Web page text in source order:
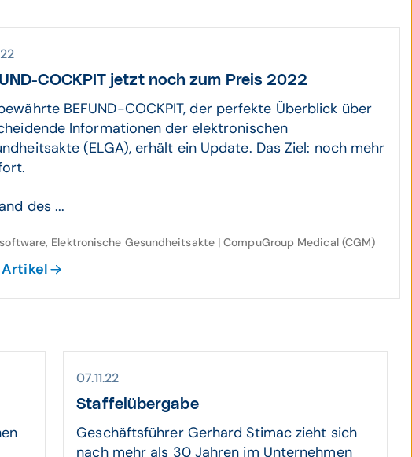
COCKPIT jetzt noch zum Preis 2022
BEFUND-COCKPIT, der perfekte Überblick über
Informationen der elektronischen
(ELGA), erhält ein Update. Das Ziel: noch mehr
des ...
Elektronische Gesundheitsakte | CompuGroup Medical (CGM)
Artikel
07.11.22
Staffelübergabe
Geschäftsführer Gerhard Stimac zieht sich
nach mehr als 30 Jahren im Unternehmen